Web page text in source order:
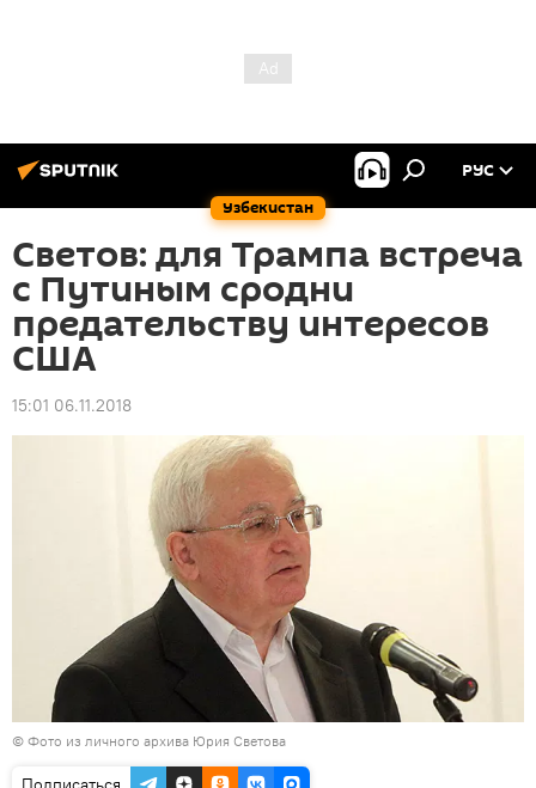
Узбекистан
РУС
Светов: для Трампа встреча
с Путиным сродни
предательству интересов
США
15:01 06.11.2018
© Фото из личного архива Юрия Светова